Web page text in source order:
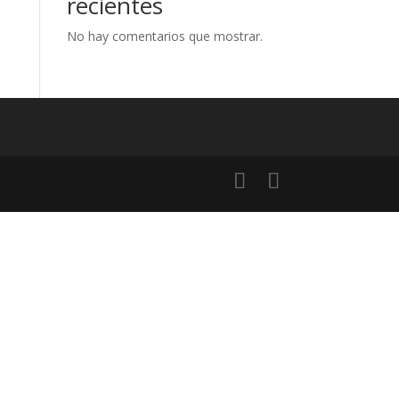
No hay comentarios que mostrar.